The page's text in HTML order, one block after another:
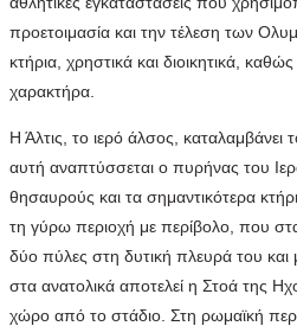
προετοιμασία και την τέλεση των
κτήρια, χρηστικά και διοικητικά,
χαρακτήρα.
Η Άλτις, το ιερό άλσος, καταλαμβάνει
αυτή αναπτύσσεται ο πυρήνας του
θησαυρούς και τα σημαντικότερα
τη γύρω περιοχή με περίβολο, που
δύο πύλες στη δυτική πλευρά του και
στα ανατολικά αποτελεί η Στοά της
χώρο από το στάδιο. Στη ρωμαϊκή